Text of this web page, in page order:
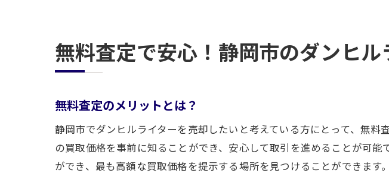
次のステップへ進むための
無料査定で安心！静岡市のダンヒ
無料査定のメリットとは？
静岡市でダンヒルライターを売却したいと考えている方にとって、無
の買取価格を事前に知ることができ、安心して取引を進めることが可
ができ、最も高額な買取価格を提示する場所を見つけることができま